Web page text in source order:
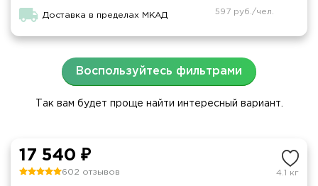
Доставка в пределах МКАД 597 руб./чел.
Воспользуйтесь фильтрами
Так вам будет проще найти интересный вариант.
17 540 ₽
602 отзывов 4.1 кг